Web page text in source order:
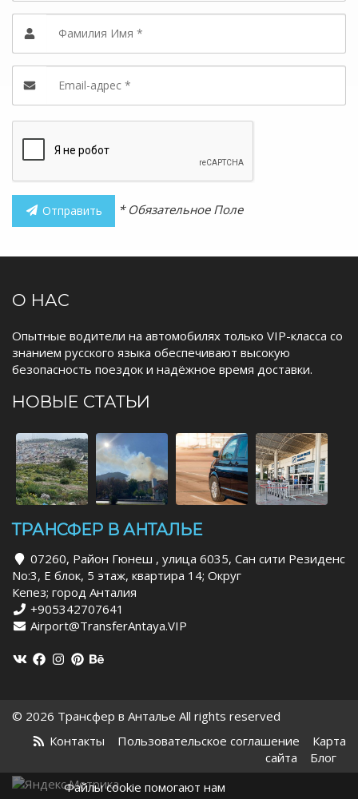
Файлы cookie помогают нам
Отправить * Обязательное Поле
О НАС
Опытные водители на автомобилях только VIP-класса со
знанием русского языка обеспечивают высокую
безопасность поездок и надёжное время доставки.
НОВЫЕ СТАТЬИ
ТРАНСФЕР В АНТАЛЬЕ
07260, Район Гюнеш , улица 6035, Сан сити Резиденс
No:3, Е блок, 5 этаж, квартира 14; Округ
Кепез; город Анталия
+905342707641
Airport@TransferAntaya.VIP
© 2026 Трансфер в Анталье All rights reserved
Контакты
Пользовательское соглашение
Карта
сайта
Блог